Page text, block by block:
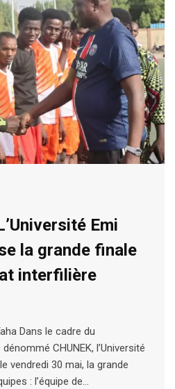
Emi
la grande finale
interfilière
Dans le cadre du
CHUNEK, l’Université
vendredi 30 mai, la grande
: l’équipe de…